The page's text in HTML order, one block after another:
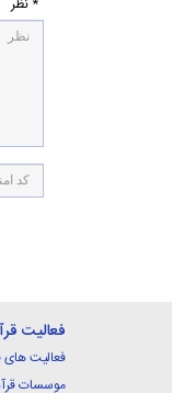
* نظر
فعالیت
فعالیت های
موسسات